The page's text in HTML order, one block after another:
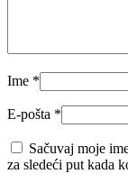
Ime *
E-pošta *
Sačuvaj moje
za sledeći put kada